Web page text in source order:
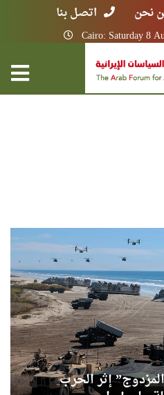
نحن اتصل بنا
Cairo: Saturday 8
إثر الحرب